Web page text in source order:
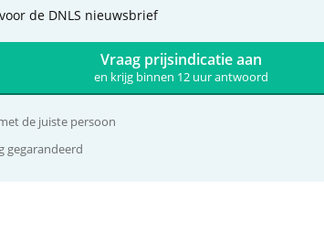
de DNLS nieuwsbrief
Vraag prijsindicatie aan
en krijg binnen 12 uur antwoord
de juiste persoon
gegarandeerd